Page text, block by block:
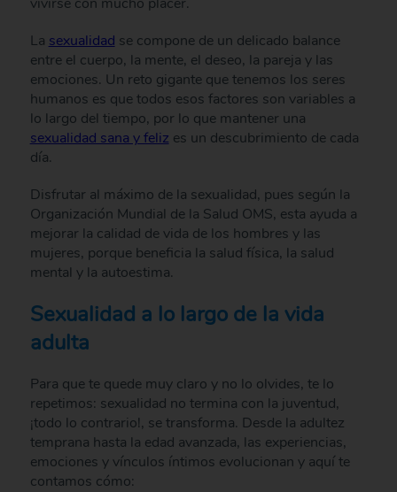
La sexualidad se compone de un delicado balance
entre el cuerpo, la mente, el deseo, la pareja y las
emociones. Un reto gigante que tenemos los seres
humanos es que todos esos factores son variables a
lo largo del tiempo, por lo que mantener una
sexualidad sana y feliz es un descubrimiento de cada
día.
Disfrutar al máximo de la sexualidad, pues según la
Organización Mundial de la Salud OMS, esta ayuda a
mejorar la calidad de vida de los hombres y las
mujeres, porque beneficia la salud física, la salud
mental y la autoestima.
Sexualidad a lo largo de la vida
adulta
Para que te quede muy claro y no lo olvides, te lo
repetimos: sexualidad no termina con la juventud,
¡todo lo contrario!, se transforma. Desde la adultez
temprana hasta la edad avanzada, las experiencias,
emociones y vínculos íntimos evolucionan y aquí te
contamos cómo: